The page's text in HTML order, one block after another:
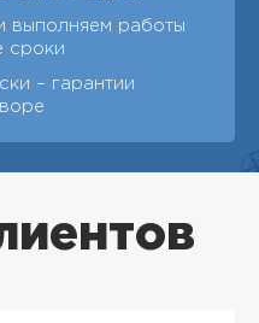
выполняем работы
сроки
– гарантии